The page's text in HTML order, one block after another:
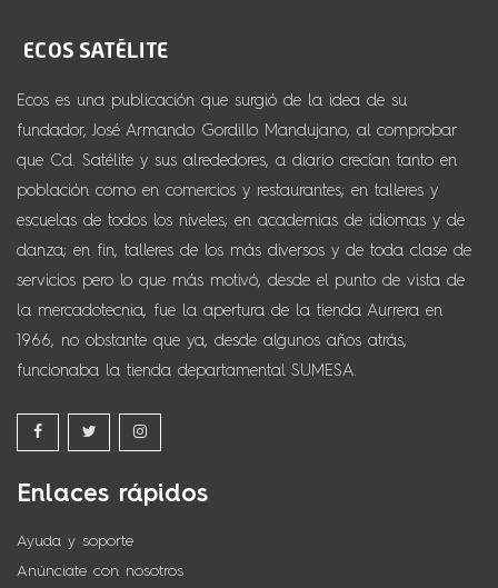
Ecos es una publicación que surgió de la idea de su
fundador, José Armando Gordillo Mandujano, al comprobar
que Cd. Satélite y sus alrededores, a diario crecían tanto en
población como en comercios y restaurantes; en talleres y
escuelas de todos los niveles; en academias de idiomas y de
danza; en fin, talleres de los más diversos y de toda clase de
servicios pero lo que más motivó, desde el punto de vista de
la mercadotecnia, fue la apertura de la tienda Aurrera en
1966, no obstante que ya, desde algunos años atrás,
funcionaba la tienda departamental SUMESA.
Enlaces rápidos
Ayuda y soporte
Anúnciate con nosotros